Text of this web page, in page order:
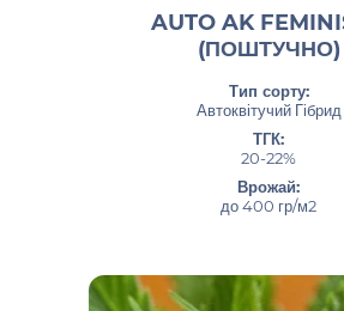
AUTO AK
(ПОШТУЧНО)
Тип сорту:
Автоквітучий Гібрид
ТГК:
20-22%
Врожай:
до 400 гр/м2